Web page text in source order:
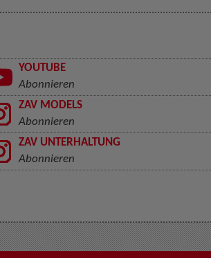
YOUTUBE
Abonnieren
ZAV MODELS
Abonnieren
ZAV UNTERHALTUNG
Abonnieren